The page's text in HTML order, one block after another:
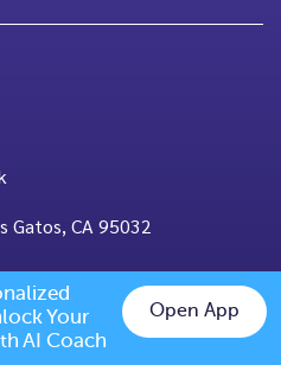
Gatos, CA 95032
Chat on LINE
Your
AI Coach
Open App